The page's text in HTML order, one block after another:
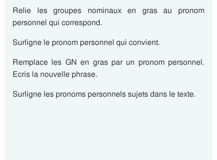
Relie les groupes nominaux en gras au pronom
personnel qui correspond.
Surligne le pronom personnel qui convient.
Remplace les GN en gras par un pronom personnel.
Ecris la nouvelle phrase.
Surligne les pronoms personnels sujets dans le texte.